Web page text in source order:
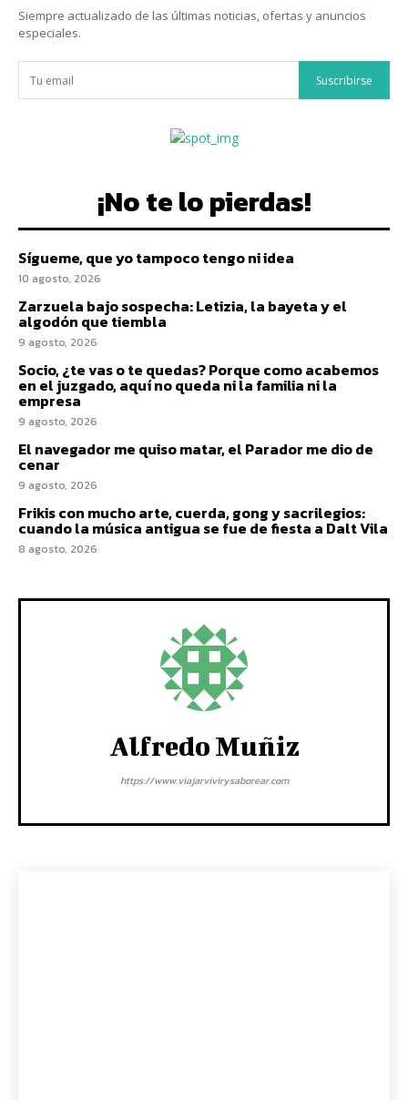
Siempre actualizado de las últimas noticias, ofertas y anuncios
especiales.
Suscribirse
¡No te lo pierdas!
Sígueme, que yo tampoco tengo ni idea
10 agosto, 2026
Zarzuela bajo sospecha: Letizia, la bayeta y el
algodón que tiembla
9 agosto, 2026
Socio, ¿te vas o te quedas? Porque como acabemos
en el juzgado, aquí no queda ni la familia ni la
empresa
9 agosto, 2026
El navegador me quiso matar, el Parador me dio de
cenar
9 agosto, 2026
Frikis con mucho arte, cuerda, gong y sacrilegios:
cuando la música antigua se fue de fiesta a Dalt Vila
8 agosto, 2026
Alfredo Muñiz
https://www.viajarvivirysaborear.com